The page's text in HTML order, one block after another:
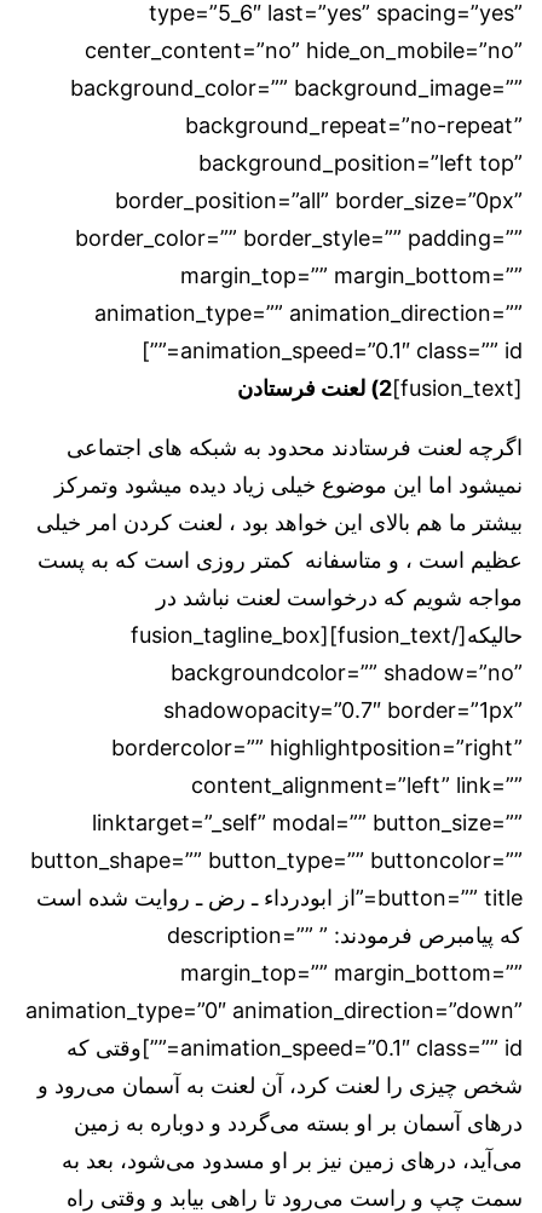
type=”5_6″ last=”yes” spacing=”yes”
center_content=”no” hide_on_mobile=”no”
background_color=”” background_image=””
background_repeat=”no-repeat”
background_position=”left top”
border_position=”all” border_size=”0px”
border_color=”” border_style=”” padding=””
margin_top=”” margin_bottom=””
animation_type=”” animation_direction=””
animation_speed=”0.1″ class=”” id=””]
[fusion_text]
2) لعنت فرستادن
اگرچه لعنت فرستادند محدود به شبکه های اجتماعی
نمیشود اما این موضوع خیلی زیاد دیده میشود وتمرکز
بیشتر ما هم بالای این خواهد بود ، لعنت کردن امر خیلی
عظیم است ، و متاسفانه کمتر روزی است که به پست
مواجه شویم که درخواست لعنت نباشد در
حالیکه[/fusion_text][fusion_tagline_box
backgroundcolor=”” shadow=”no”
shadowopacity=”0.7″ border=”1px”
bordercolor=”” highlightposition=”right”
content_alignment=”left” link=””
linktarget=”_self” modal=”” button_size=””
button_shape=”” button_type=”” buttoncolor=””
button=”” title=”از ابودرداء ـ رض ـ روایت شده است
که پیامبرص فرمودند: ” description=””
margin_top=”” margin_bottom=””
animation_type=”0″ animation_direction=”down”
animation_speed=”0.1″ class=”” id=””]وقتی كه
شخص چیزی را لعنت کرد، آن لعنت به آسمان می‌رود و
درهای آسمان بر او بسته می‌گردد و دوباره به زمین
می‌آید، درهای زمین نیز بر او مسدود می‌شود، بعد به
سمت چپ و راست می‌رود تا راهی بیابد و وقتی راه